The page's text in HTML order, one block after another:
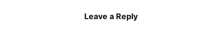
Leave a Reply